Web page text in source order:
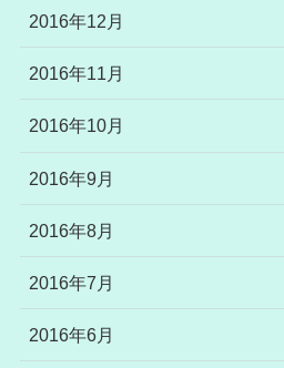
2016年12月
2016年11月
2016年10月
2016年9月
2016年8月
2016年7月
2016年6月